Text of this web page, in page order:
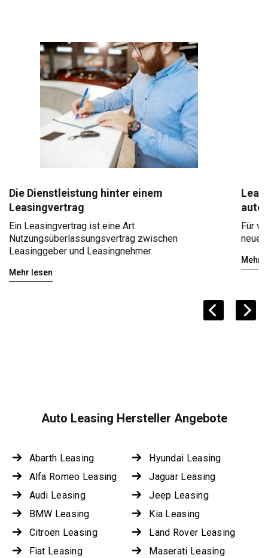
Die Dienstleistung hinter einem
Leasingvertrag
Ein Leasingvertrag ist eine Art
Nutzungsüberlassungsvertrag zwischen
Leasinggeber und Leasingnehmer.
Mehr lesen
Für
Mehr
Auto Leasing Hersteller Angebote
Abarth Leasing
Alfa Romeo Leasing
Audi Leasing
BMW Leasing
Citroen Leasing
Fiat Leasing
Hyundai Leasing
Jaguar Leasing
Jeep Leasing
Kia Leasing
Land Rover Leasing
Maserati Leasing